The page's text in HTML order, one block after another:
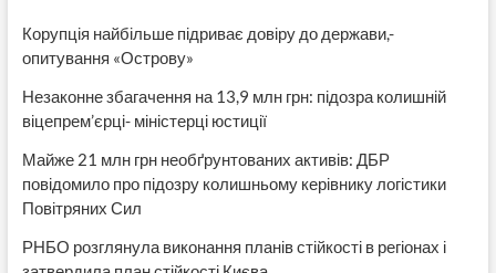
Корупція найбільше підриває довіру до держави,-
опитування «Острову»
Незаконне збагачення на 13,9 млн грн: підозра колишній
віцепрем’єрці- міністерці юстиції
Майже 21 млн грн необґрунтованих активів: ДБР
повідомило про підозру колишньому керівнику логістики
Повітряних Сил
РНБО розглянула виконання планів стійкості в регіонах і